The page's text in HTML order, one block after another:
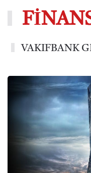
VAKIFBANK